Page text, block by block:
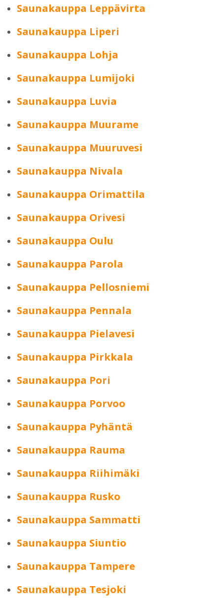
Saunakauppa Leppävirta
Saunakauppa Liperi
Saunakauppa Lohja
Saunakauppa Lumijoki
Saunakauppa Luvia
Saunakauppa Muurame
Saunakauppa Muuruvesi
Saunakauppa Nivala
Saunakauppa Orimattila
Saunakauppa Orivesi
Saunakauppa Oulu
Saunakauppa Parola
Saunakauppa Pellosniemi
Saunakauppa Pennala
Saunakauppa Pielavesi
Saunakauppa Pirkkala
Saunakauppa Pori
Saunakauppa Porvoo
Saunakauppa Pyhäntä
Saunakauppa Rauma
Saunakauppa Riihimäki
Saunakauppa Rusko
Saunakauppa Sammatti
Saunakauppa Siuntio
Saunakauppa Tampere
Saunakauppa Tesjoki